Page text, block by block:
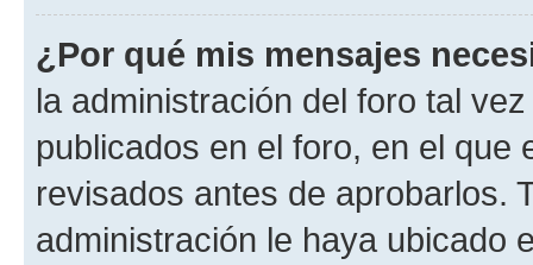
¿Por qué mis mensajes
la administración del foro tal
publicados en el foro, en el
revisados antes de aprobarlos.
administración le haya ubicado